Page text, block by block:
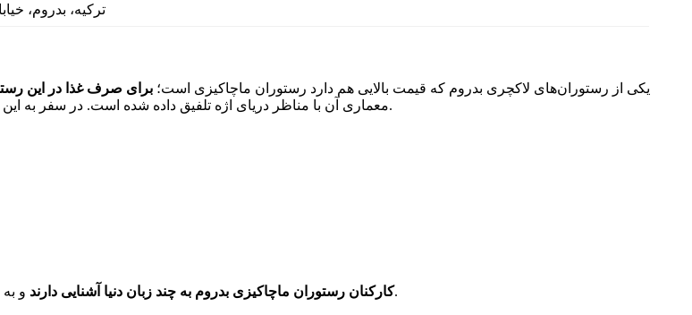
ترکیه، بدروم،
یکی از رستوران‌های لاکچری بدروم که قیمت بالایی هم دارد رستوران ماچاکیزی است؛ برای صرف غذا در این
معماری آن با مناظر دریای اژه تلفیق داده شده است. در سفر به ایننیز بازدید داشته باشید که بسیار مدرن و شیک هستند.
کارکنان رستوران ماچاکیزی بدروم به چند زبان دنیا آشنایی دارندو به راحتی می‌توانند با مشتریان ارتباط برقرار کنند و رفتار بسیار مؤدبانه‌ای با مشتریان دارند.